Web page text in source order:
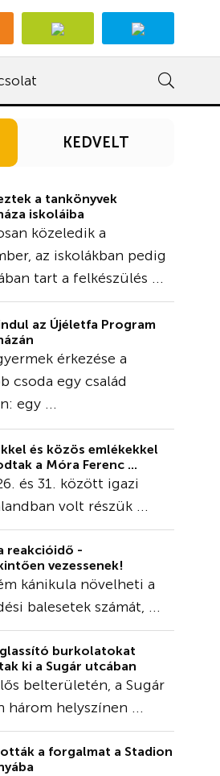
KEDVELT
a tankönyvek
iskoláiba
közeledik a
az iskolákban pedig
tart a felkészülés ...
az Újéletfa Program
érkezése a
csoda egy család
egy ...
és közös emlékekkel
a Móra Ferenc ...
és 31. között igazi
volt részük ...
reakcióidő -
vezessenek!
kánikula növelheti a
balesetek számát, ...
burkolatokat
ki a Sugár utcában
belterületén, a Sugár
három helyszínen ...
a forgalmat a Stadion